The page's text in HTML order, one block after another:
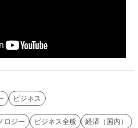
ビジネス
ロジー ビジネス全般 経済（国内）